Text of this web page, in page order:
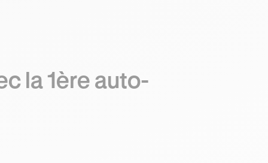
la 1ère auto-